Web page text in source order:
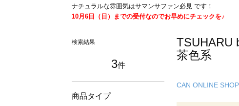
ナチュラルな雰囲気はサマンサファン必見 です！
10月6日（日）までの受付なのでお早めにチェックを♪
検索結果
3件
商品タイプ
TSUHARU
茶色系
CAN ONLINE SHOP